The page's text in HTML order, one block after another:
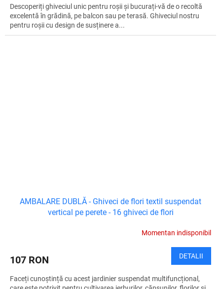
Descoperiți ghiveciul unic pentru roșii și bucurați-vă de o recoltă
excelentă în grădină, pe balcon sau pe terasă. Ghiveciul nostru
pentru roșii cu design de susținere a...
AMBALARE DUBLĂ - Ghiveci de flori textil suspendat
vertical pe perete - 16 ghiveci de flori
Momentan indisponibil
107 RON DETALII
Faceți cunoștință cu acest jardinier suspendat multifuncțional,